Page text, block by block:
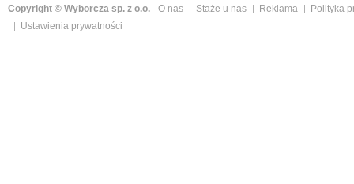
Copyright © Wyborcza sp. z o.o. O nas Staże u nas Reklama
Polityka
Ustawienia prywatności